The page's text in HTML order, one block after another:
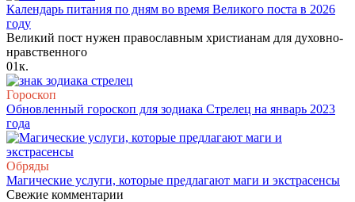
Календарь питания по дням во время Великого поста в 2026
году
Великий пост нужен православным христианам для духовно-
нравственного
01к.
Гороскоп
Обновленный гороскоп для зодиака Стрелец на январь 2023
года
Обряды
Магические услуги, которые предлагают маги и экстрасенсы
Свежие комментарии